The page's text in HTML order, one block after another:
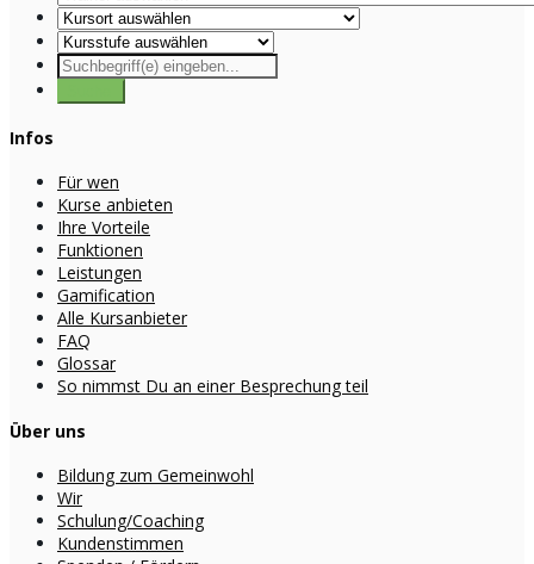
Infos
Für wen
Kurse anbieten
Ihre Vorteile
Funktionen
Leistungen
Gamification
Alle Kursanbieter
FAQ
Glossar
So nimmst Du an einer Besprechung teil
Über uns
Bildung zum Gemeinwohl
Wir
Schulung/Coaching
Kundenstimmen